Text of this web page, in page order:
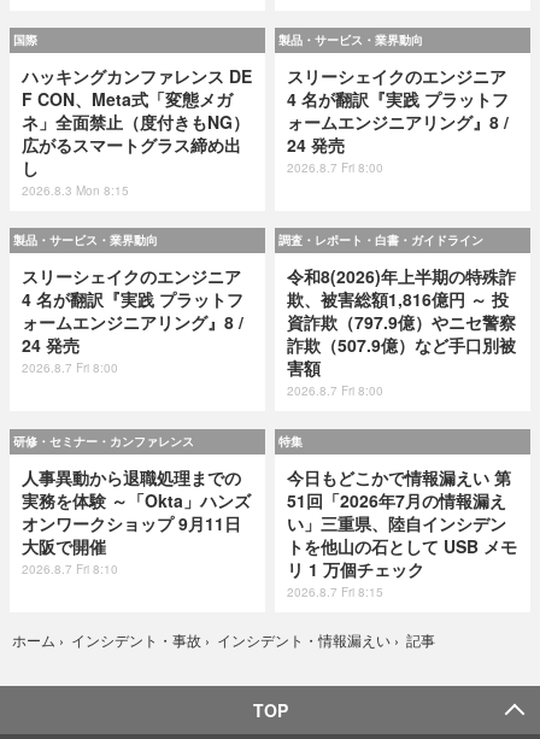
国際
ハッキングカンファレンス DE
F CON、Meta式「変態メガ
ネ」全面禁止（度付きもNG）
広がるスマートグラス締め出
し
2026.8.3 Mon 8:15
製品・サービス・業界動向
スリーシェイクのエンジニア
4 名が翻訳『実践 プラットフ
ォームエンジニアリング』8 /
24 発売
2026.8.7 Fri 8:00
製品・サービス・業界動向
スリーシェイクのエンジニア
4 名が翻訳『実践 プラットフ
ォームエンジニアリング』8 /
24 発売
2026.8.7 Fri 8:00
調査・レポート・白書・ガイドライン
令和8(2026)年上半期の特殊詐
欺、被害総額1,816億円 ～ 投
資詐欺（797.9億）やニセ警察
詐欺（507.9億）など手口別被
害額
2026.8.7 Fri 8:00
研修・セミナー・カンファレンス
人事異動から退職処理までの
実務を体験 ～「Okta」ハンズ
オンワークショップ 9月11日
大阪で開催
2026.8.7 Fri 8:10
特集
今日もどこかで情報漏えい 第
51回「2026年7月の情報漏え
い」三重県、陸自インシデン
トを他山の石として USB メモ
リ 1 万個チェック
2026.8.7 Fri 8:15
ホーム › インシデント・事故 › インシデント・情報漏えい › 記事
TOP